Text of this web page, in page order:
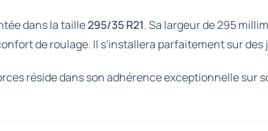
dans la taille295/35 R21. Sa largeur de 295
de roulage. Il s'installera parfaitement sur des
réside dans son adhérence exceptionnelle